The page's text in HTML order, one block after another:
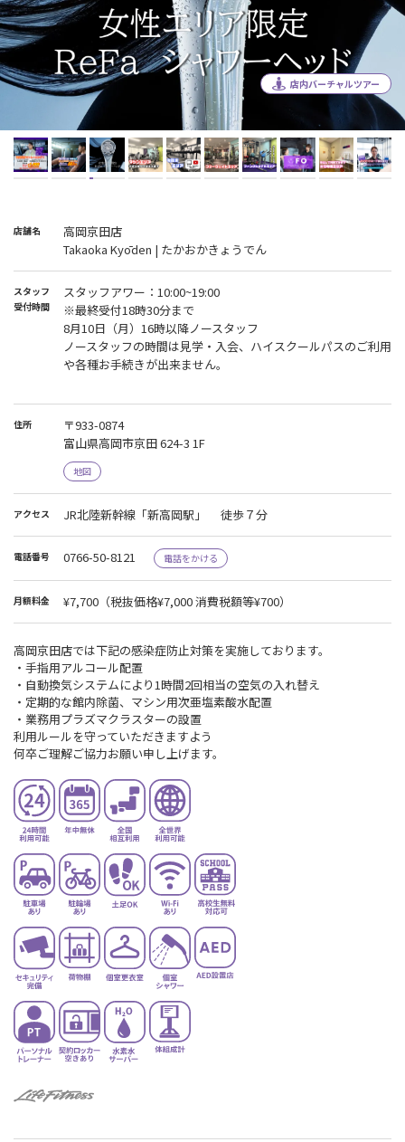
店内バーチャルツアー
店舗名
高岡京田店
Takaoka Kyōden | たかおかきょうでん
スタッフ
受付時間
スタッフアワー：10:00~19:00
※最終受付18時30分まで
8月10日（月）16時以降ノースタッフ
ノースタッフの時間は見学・入会、ハイスクールパスのご利用
や各種お手続きが出来ません。
住所
〒933-0874
富山県高岡市京田 624-3 1F
地図
アクセス JR北陸新幹線「新高岡駅」 徒歩７分
電話番号 0766-50-8121 電話をかける
月額料金 ¥7,700 （税抜価格¥7,000 消費税額等¥700）
高岡京田店では下記の感染症防止対策を実施しております。
・手指用アルコール配置
・自動換気システムにより1時間2回相当の空気の入れ替え
・定期的な館内除菌、マシン用次亜塩素酸水配置
・業務用プラズマクラスターの設置
利用ルールを守っていただきますよう
何卒ご理解ご協力お願い申し上げます。